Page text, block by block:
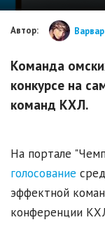
Автор:
Команда
конкурсе на
команд КХЛ.
На портале
голосование
эффектной
конференции